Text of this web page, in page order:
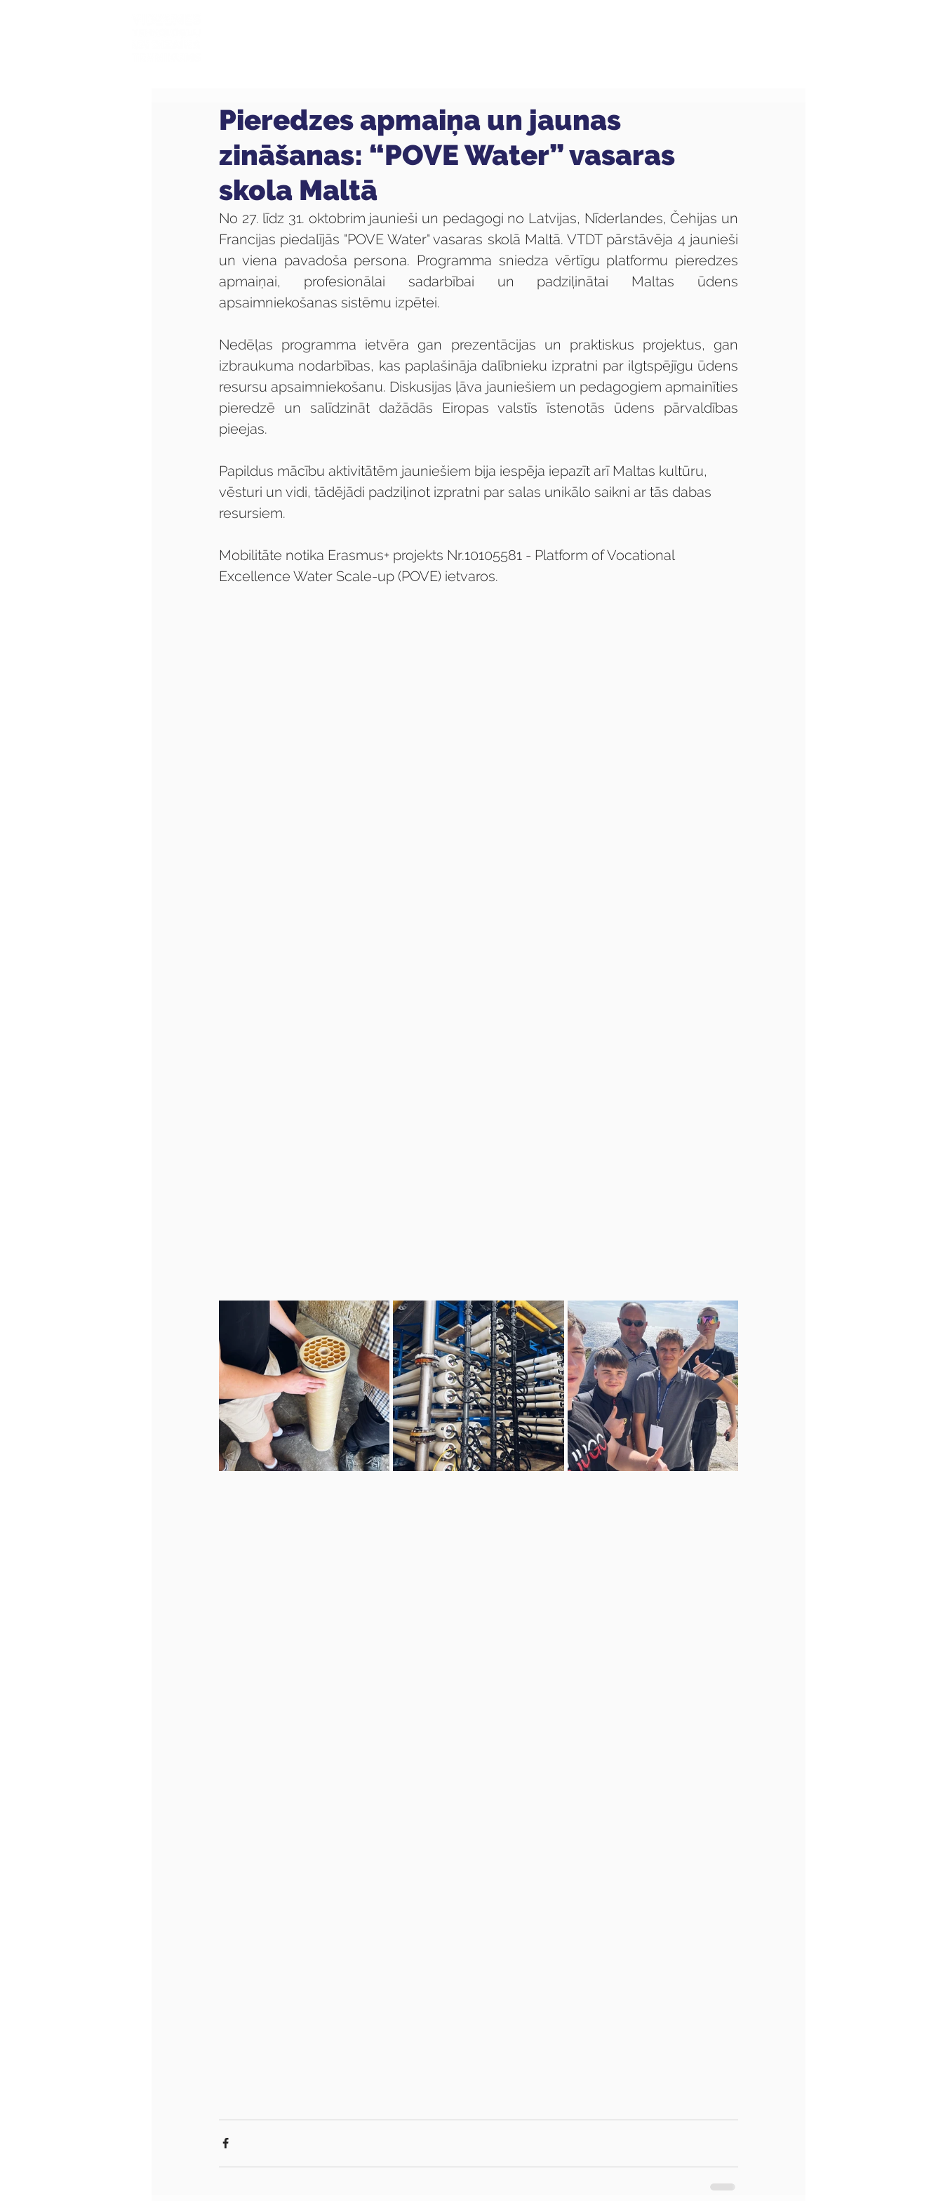
Pieredzes apmaiņa un jaunas
zināšanas: “POVE Water” vasaras
skola Maltā
No 27. līdz 31. oktobrim jaunieši un pedagogi no Latvijas, Nīderlandes, Čehijas un
Francijas piedalījās "POVE Water" vasaras skolā Maltā. VTDT pārstāvēja 4 jaunieši
un viena pavadoša persona. Programma sniedza vērtīgu platformu pieredzes
apmaiņai, profesionālai sadarbībai un padziļinātai Maltas ūdens
apsaimniekošanas sistēmu izpētei.
Nedēļas programma ietvēra gan prezentācijas un praktiskus projektus, gan
izbraukuma nodarbības, kas paplašināja dalībnieku izpratni par ilgtspējīgu ūdens
resursu apsaimniekošanu. Diskusijas ļāva jauniešiem un pedagogiem apmainīties
pieredzē un salīdzināt dažādās Eiropas valstīs īstenotās ūdens pārvaldības
pieejas.
Papildus mācību aktivitātēm jauniešiem bija iespēja iepazīt arī Maltas kultūru,
vēsturi un vidi, tādējādi padziļinot izpratni par salas unikālo saikni ar tās dabas
resursiem.
Mobilitāte notika Erasmus+ projekts Nr.10105581 - Platform of Vocational
Excellence Water Scale-up (POVE) ietvaros.